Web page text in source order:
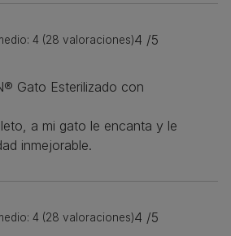
4 (28 valoraciones)4 /5
Gato Esterilizado con
a mi gato le encanta y le
inmejorable.
4 (28 valoraciones)4 /5